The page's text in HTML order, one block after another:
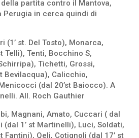
partita contro il Mantova,
Perugia in cerca quindi di
(1’ st. Del Tosto), Monarca,
Telli), Tenti, Bocchino S,
Tichetti, Grossi,
Bevilacqua), Calicchio,
(dal 20’st Baiocco). A
All. Roch Gauthier
Magnani, Amato, Cuccari ( dal
(dal 1’ st Martinelli), Luci, Soldati,
Fantini), Qeli, Cotignoli (dal 17’ st